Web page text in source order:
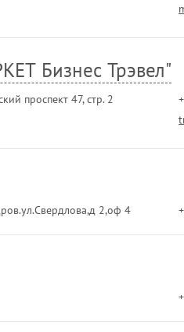
Бизнес Трэвел"
проспект 47, стр. 2
2,оф 4